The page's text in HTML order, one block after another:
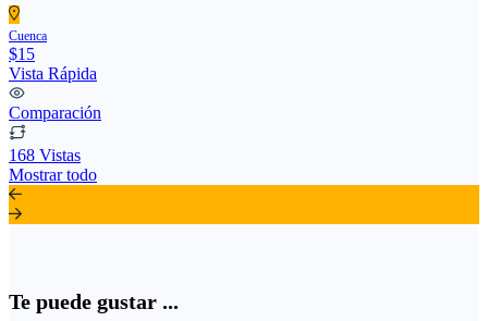
Cuenca
$15
Vista Rápida
Comparación
168 Vistas
Mostrar todo
Te puede gustar ...